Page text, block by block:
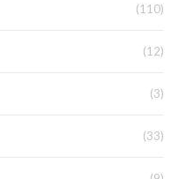
(110)
(12)
(3)
(33)